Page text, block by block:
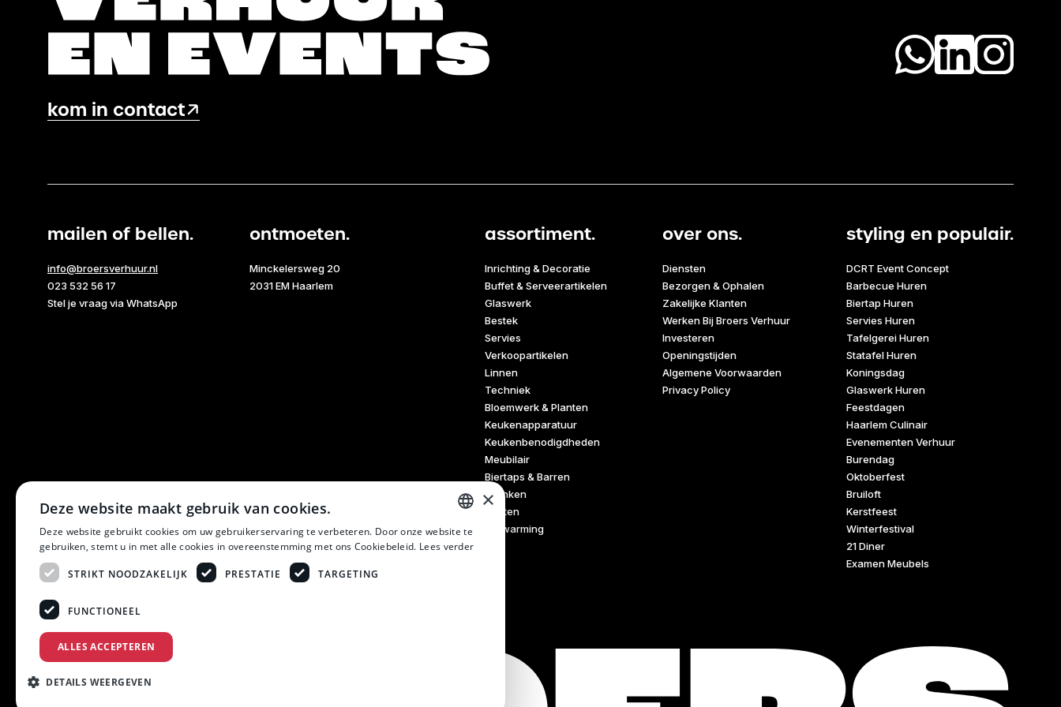
kom in contact
mailen of bellen.
info@broersverhuur.nl
023 532 56 17
Stel je vraag via WhatsApp
ontmoeten.
Minckelersweg 20
2031 EM Haarlem
assortiment.
Inrichting & Decoratie
Buffet & Serveerartikelen
Glaswerk
Bestek
Servies
Verkoopartikelen
Linnen
Techniek
Bloemwerk & Planten
Keukenapparatuur
Keukenbenodigdheden
Meubilair
Biertaps & Barren
Dranken
Tenten
Verwarming
over ons.
Diensten
Bezorgen & Ophalen
Zakelijke Klanten
Werken Bij Broers Verhuur
Investeren
Openingstijden
Algemene Voorwaarden
Privacy Policy
styling en populair.
DCRT Event Concept
Barbecue Huren
Biertap Huren
Servies Huren
Tafelgerei Huren
Statafel Huren
Koningsdag
Glaswerk Huren
Feestdagen
Haarlem Culinair
Evenementen Verhuur
Burendag
Oktoberfest
Bruiloft
Kerstfeest
Winterfestival
21 Diner
Examen Meubels
DUTCH
×
Deze website maakt gebruik van cookies.
Deze website gebruikt cookies om uw gebruikerservaring te verbeteren. Door onze website te
gebruiken, stemt u in met alle cookies in overeenstemming met ons Cookiebeleid. Lees verder
STRIKT NOODZAKELIJK PRESTATIE TARGETING
FUNCTIONEEL
ALLES ACCEPTEREN
DETAILS WEERGEVEN